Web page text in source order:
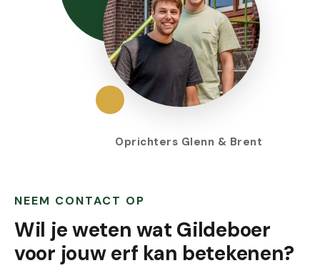
Oprichters Glenn & Brent
NEEM CONTACT OP
Wil je weten wat Gildeboer
voor jouw erf kan betekenen?